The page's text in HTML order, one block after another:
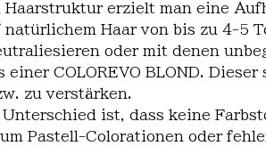
erzielt man eine
Haar von bis zu 4-5
oder mit denen
COLOREVO BLOND.
zu verstärken.
ist, dass keine
Pastell-Colorationen oder